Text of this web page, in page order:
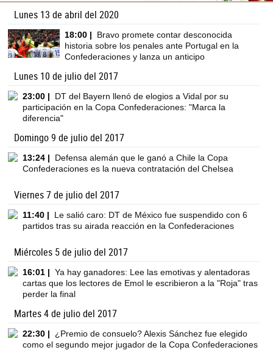
Lunes 13 de abril del 2020
18:00 |
Bravo promete contar desconocida
historia sobre los penales ante Portugal en la
Confederaciones y lanza un anticipo
Lunes 10 de julio del 2017
23:00 |
DT del Bayern llenó de elogios a Vidal por su
participación en la Copa Confederaciones: "Marca la
diferencia"
Domingo 9 de julio del 2017
13:24 |
Defensa alemán que le ganó a Chile la Copa
Confederaciones es la nueva contratación del Chelsea
Viernes 7 de julio del 2017
11:40 |
Le salió caro: DT de México fue suspendido con 6
partidos tras su airada reacción en la Confederaciones
Miércoles 5 de julio del 2017
16:01 | Ya hay ganadores: Lee las emotivas y alentadoras
cartas que los lectores de Emol le escribieron a la "Roja" tras
perder la final
Martes 4 de julio del 2017
22:30 |
¿Premio de consuelo? Alexis Sánchez fue elegido
como el segundo mejor jugador de la Copa Confederaciones